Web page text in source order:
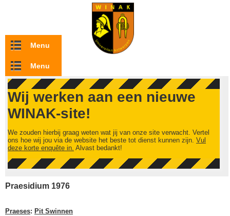
Overslaan en naar de inhoud gaan
Menu
Menu
Wij werken aan een nieuwe
WINAK-site!
We zouden hierbij graag weten wat jij van onze site verwacht. Vertel
ons hoe wij jou via de website het beste tot dienst kunnen zijn. Vul
deze korte enquête in. Alvast bedankt!
Praesidium 1976
Praeses: Pit Swinnen